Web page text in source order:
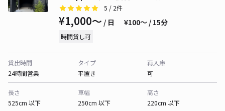
5 / 2件
¥1,000〜 / 日 ¥100〜 / 15分
時間貸し可
貸出時間
24時間営業
タイプ
平置き
再入庫
可
長さ
525cm 以下
車幅
250cm 以下
高さ
220cm 以下